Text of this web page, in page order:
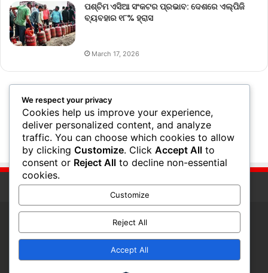
ପଶ୍ଚିମ ଏସିଆ ସଂକଟର ପ୍ରଭାବ: ଦେଶରେ ଏଲ୍‌ପିଜି
ବ୍ୟବହାର ୧୮% ହ୍ରାସ
March 17, 2026
© Copyright 2026, All Rights Reserved
Facebook
Twitter
We respect your privacy
Cookies help us improve your experience,
deliver personalized content, and analyze
traffic. You can choose which cookies to allow
by clicking Customize. Click Accept All to
consent or Reject All to decline non-essential
cookies.
Customize
Reject All
Accept All